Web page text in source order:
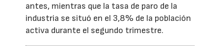
antes, mientras que la tasa de paro de la
industria se situó en el 3,8% de la población
activa durante el segundo trimestre.